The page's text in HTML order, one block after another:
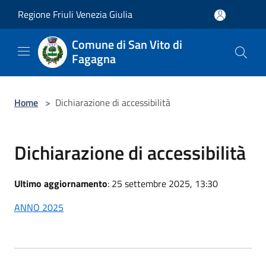
Regione Friuli Venezia Giulia
Comune di San Vito di
Fagagna
Home > Dichiarazione di accessibilità
Dichiarazione di accessibilità
Ultimo aggiornamento: 25 settembre 2025, 13:30
ANNO 2025